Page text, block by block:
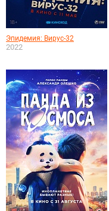
Эпидемия: Вирус-32
2022